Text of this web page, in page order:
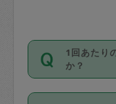
1回あたり
か？
依頼1回